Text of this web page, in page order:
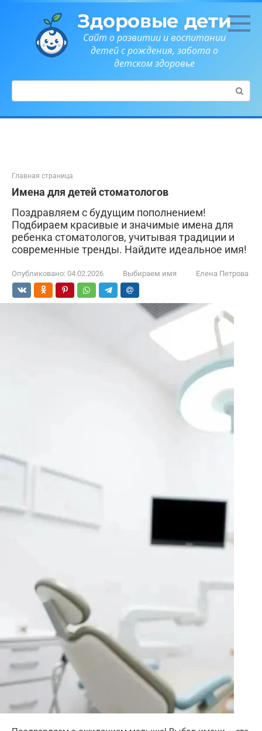
Здоровые дети
Сайт о развитии и воспитании
детей с рождения, забота о
детском здоровье
Поиск:
Главная страница
Имена для детей стоматологов
Поздравляем с будущим пополнением!
Подбираем красивые и значимые имена для
ребенка стоматологов, учитывая традиции и
современные тренды. Найдите идеальное имя!
Опубликовано: 04.02.2026 Выбираем имя Елена Петрова